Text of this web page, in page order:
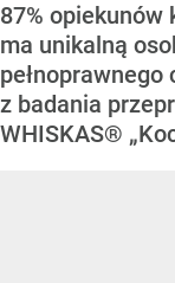
87% opiekunów
ma unikalną
pełnoprawnego
z badania
WHISKAS®